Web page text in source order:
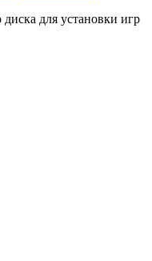
для установки игр